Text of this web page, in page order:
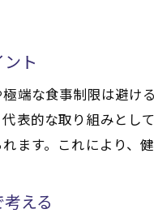
ト
端な食事制限は避
表的な取り組みと
ます。これにより、
える